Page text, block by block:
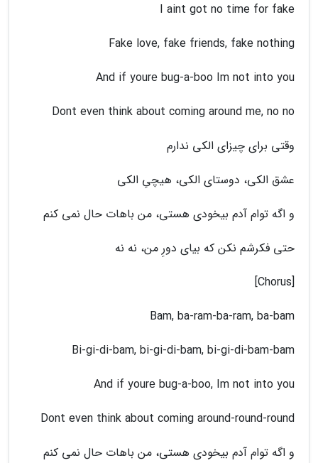
I aint got no time for fake
Fake love, fake friends, fake nothing
And if yourе bug-a-boo Im not into you
Dont even think about coming around me, no no
وقتی برای چیزای الکی ندارم
عشق الکی، دوستای الکی، هیچیِ الکی
و اگه توام آدم بیخودی هستی، من باهات حال نمی کنم
حتی فکرشم نکن که بیای دورِ من، نه نه
[Chorus]
Bam, ba-ram-ba-ram, ba-bam
Bi-gi-di-bam, bi-gi-di-bam, bi-gi-di-bam-bam
And if yourе bug-a-boo, Im not into you
Dont even think about coming around-round-round
و اگه توام آدم بیخودی هستی، من باهات حال نمی کنم